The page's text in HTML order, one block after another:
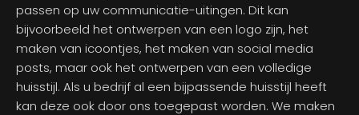
passen op uw communicatie-uitingen. Dit kan
bijvoorbeeld het ontwerpen van een logo zijn, het
maken van icoontjes, het maken van social media
posts, maar ook het ontwerpen van een volledige
huisstijl. Als u bedrijf al een bijpassende huisstijl heeft
kan deze ook door ons toegepast worden. We maken